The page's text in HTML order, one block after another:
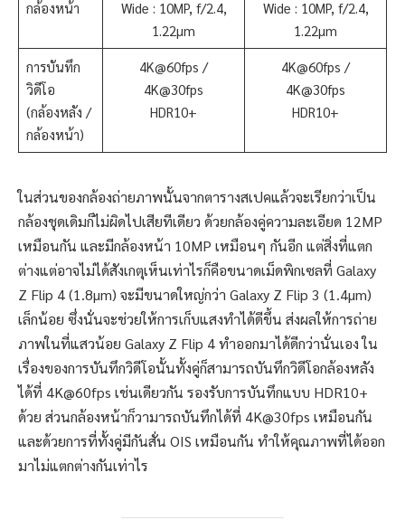
กล้องหน้า
Wide : 10MP, f/2.4,
1.22µm
Wide : 10MP, f/2.4,
1.22µm
การบันทึก
วิดีโอ
(กล้องหลัง /
กล้องหน้า)
4K@60fps /
4K@30fps
HDR10+
4K@60fps /
4K@30fps
HDR10+
ในส่วนของกล้องถ่ายภาพนั้นจากตารางสเปคแล้วจะเรียกว่าเป็น
กล้องชุดเดิมก็ไม่ผิดไปเสียทีเดียว ด้วยกล้องคู่ความละเอียด 12MP
เหมือนกัน และมีกล้องหน้า 10MP เหมือนๆ กันอีก แต่สิ่งที่แตก
ต่างแต่อาจไม่ได้สังเกตุเห็นเท่าไรก็คือขนาดเม็ดพิกเซลที่ Galaxy
Z Flip 4 (1.8µm) จะมีขนาดใหญ่กว่า Galaxy Z Flip 3 (1.4µm)
เล็กน้อย ซึ่งนั่นจะช่วยให้การเก็บแสงทำได้ดีขึ้น ส่งผลให้การถ่าย
ภาพในที่แสวน้อย Galaxy Z Flip 4 ทำออกมาได้ดีกว่านั่นเอง ใน
เรื่องของการบันทึกวิดีโอนั้นทั้งคู่ก็สามารถบันทึกวิดีโอกล้องหลัง
ได้ที่ 4K@60fps เช่นเดียวกัน รองรับการบันทึกแบบ HDR10+
ด้วย ส่วนกล้องหน้าก็วามารถบันทึกได้ที่ 4K@30fps เหมือนกัน
และด้วยการที่ทั้งคู่มีกันสั่น OIS เหมือนกัน ทำให้คุณภาพที่ได้ออก
มาไม่แตกต่างกันเท่าไร